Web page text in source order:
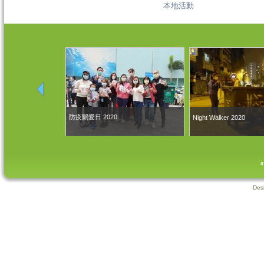
本地活動
防疫關愛日 2020 Night Walker 2020